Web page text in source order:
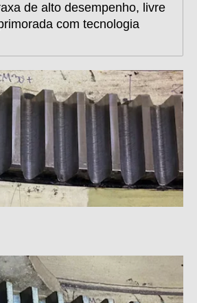
de alto desempenho, livre
com tecnologia